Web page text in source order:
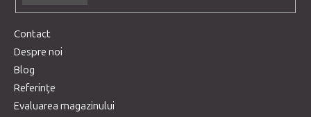
Contact
Despre noi
Blog
Referințe
Evaluarea magazinului